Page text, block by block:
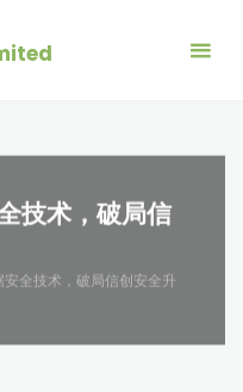
技术，破局信
全技术，破局信创安全升